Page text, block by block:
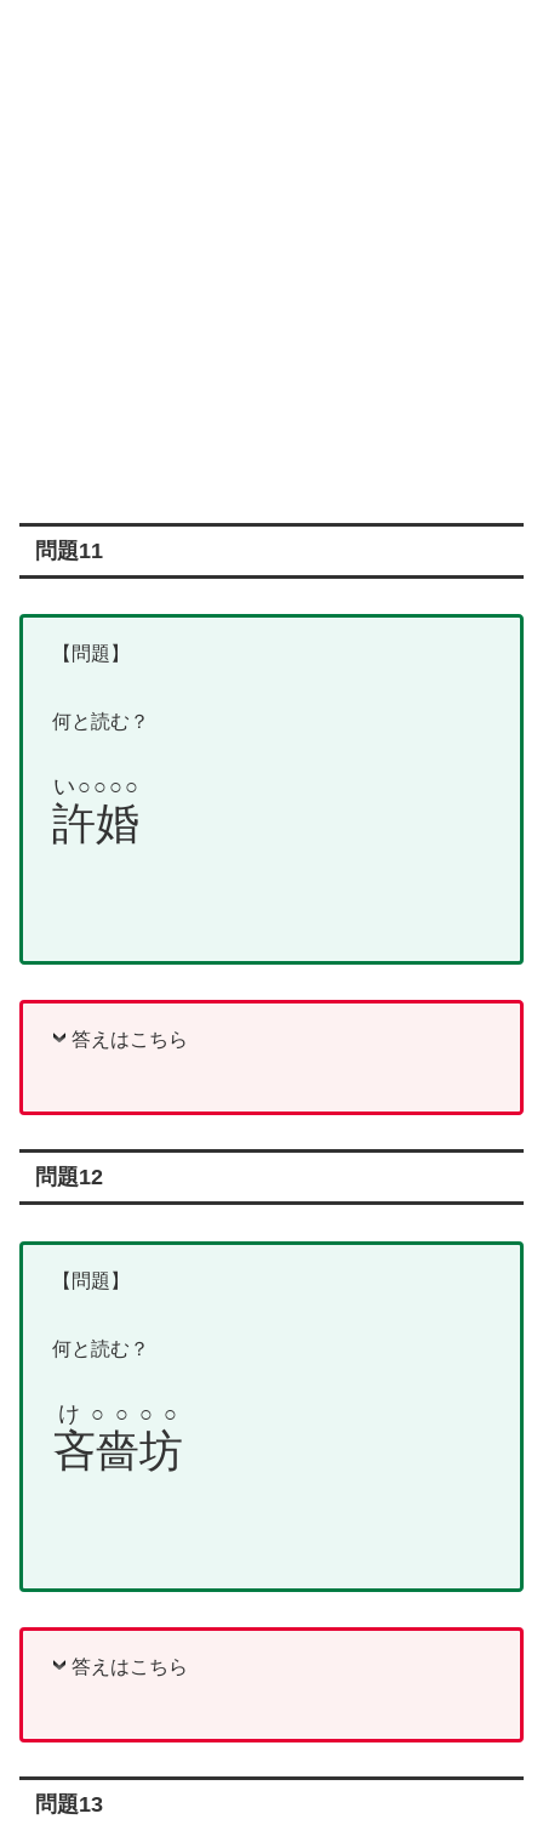
問題11
【問題】
何と読む？
許婚
い○○○○
答えはこちら
問題12
【問題】
何と読む？
吝嗇坊
け○○○○
答えはこちら
問題13